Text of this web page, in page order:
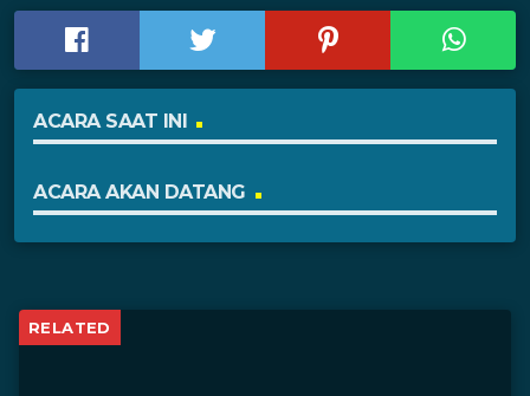
ACARA SAAT INI
ACARA AKAN DATANG
RELATED